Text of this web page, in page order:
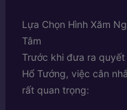
Lựa Chọn Hình Xăm
Tâm
Trước khi đưa ra
Hổ Tướng, việc cân
rất quan trọng: